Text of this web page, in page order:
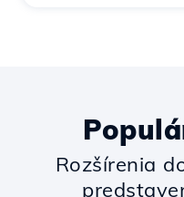
Rozšírenia